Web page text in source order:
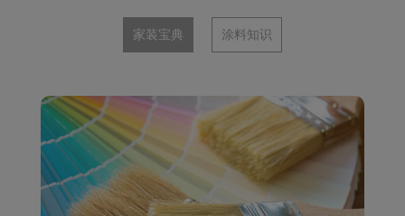
家装宝典 涂料知识